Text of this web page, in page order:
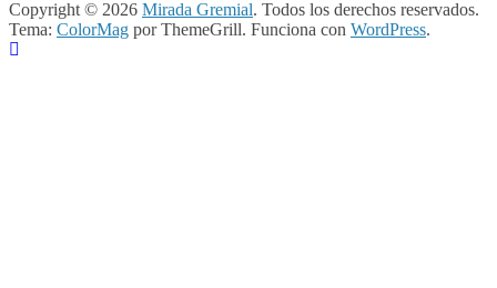
Copyright © 2026 Mirada Gremial. Todos los derechos reservados.
Tema: ColorMag por ThemeGrill. Funciona con WordPress.